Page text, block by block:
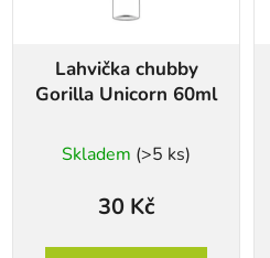
Lahvička chubby
Gorilla Unicorn 60ml
Skladem (>5 ks)
30 Kč